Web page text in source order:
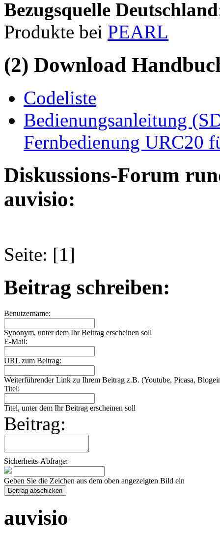
Bezugsquelle Deutschland
Produkte bei PEARL
(2) Download
Codeliste
Bedienungsanleitung
Fernbedienung URC20
Diskussions-Forum
auvisio:
Seite: [1]
Beitrag schreiben:
Benutzername:
Synonym, unter dem Ihr Beitrag erscheinen soll
E-Mail:
URL zum Beitrag:
Weiterführender Link zu Ihrem Beitrag z.B. (Youtube, Picasa,
Titel:
Titel, unter dem Ihr Beitrag erscheinen soll
Beitrag:
Sicherheits-Abfrage:
Geben Sie die Zeichen aus dem oben angezeigten Bild ein
auvisio